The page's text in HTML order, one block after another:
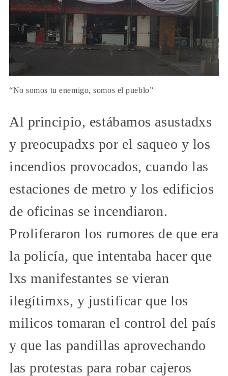
“No somos tu enemigo, somos el pueblo”
Al principio, estábamos asustadxs
y preocupadxs por el saqueo y los
incendios provocados, cuando las
estaciones de metro y los edificios
de oficinas se incendiaron.
Proliferaron los rumores de que era
la policía, que intentaba hacer que
lxs manifestantes se vieran
ilegítimxs, y justificar que los
milicos tomaran el control del país
y que las pandillas aprovechando
las protestas para robar cajeros